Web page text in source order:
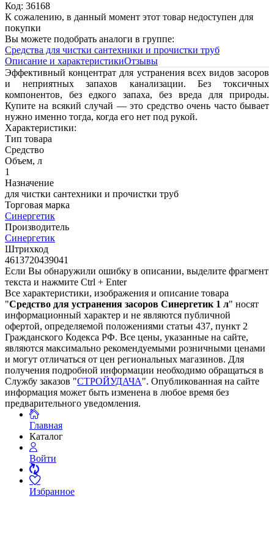
Код: 36168
К сожалению, в данный момент этот товар недоступен для
покупки
Вы можете подобрать аналоги в группе:
Средства для чистки сантехники и прочистки труб
Описание и характеристикиОтзывы
Эффективный концентрат для устранения всех видов засоров
и неприятных запахов канализации. Без токсичных
компонентов, без едкого запаха, без вреда для природы.
Купите на всякий случай — это средство очень часто бывает
нужно именно тогда, когда его нет под рукой.
Характеристики:
Тип товара
Средство
Объем, л
1
Назначение
для чистки сантехники и прочистки труб
Торговая марка
Синергетик
Производитель
Синергетик
Штрихкод
4613720439041
Если Вы обнаружили ошибку в описании, выделите фрагмент
текста и нажмите Ctrl + Enter
Все характеристики, изображения и описание товара
"Средство для устранения засоров Синергетик 1 л" носят
информационный характер и не являются публичной
офертой, определяемой положениями статьи 437, пункт 2
Гражданского Кодекса РФ. Все цены, указанные на сайте,
являются максимально рекомендуемыми розничными ценами
и могут отличаться от цен региональных магазинов. Для
получения подробной информации необходимо обращаться в
Службу заказов "СТРОЙУДАЧА". Опубликованная на сайте
информация может быть изменена в любое время без
предварительного уведомления.
Главная
Каталог
Войти
Избранное